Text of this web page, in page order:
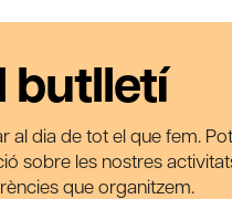
butlletí
al dia de tot el que fem.
sobre les nostres
que organitzem.